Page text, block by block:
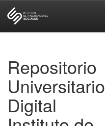
Repositorio
Universitario
Digital